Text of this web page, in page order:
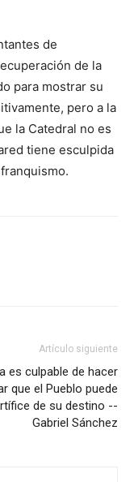
de
de la
para mostrar su
pero a la
la Catedral no es
tiene esculpida
Artículo siguiente
es culpable de hacer
que el Pueblo puede
de su destino --
Gabriel Sánchez